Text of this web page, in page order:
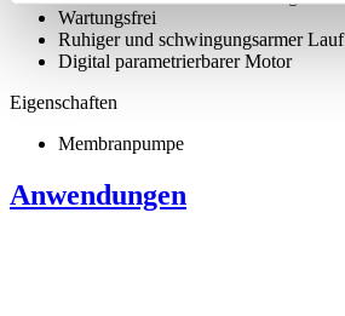
Wartungsfrei
Ruhiger und schwingungsarmer Lauf
Digital parametrierbarer Motor
Eigenschaften
Membranpumpe
Anwendungen